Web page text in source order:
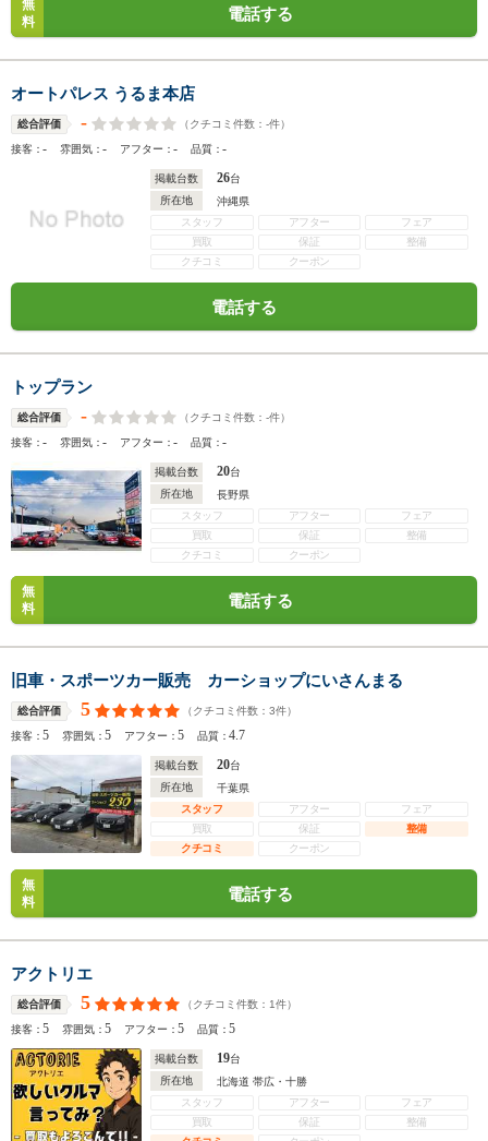
無
料
電話する
オートパレス うるま本店
総合評価 - （クチコミ件数： -件）
接客：- 雰囲気：- アフター：- 品質：-
掲載台数 26台
所在地
沖縄県
スタッフ
アフター
フェア
買取
保証
整備
クチコミ
クーポン
電話する
トップラン
総合評価 - （クチコミ件数： -件）
接客：- 雰囲気：- アフター：- 品質：-
掲載台数 20台
所在地
長野県
スタッフ
アフター
フェア
買取
保証
整備
クチコミ
クーポン
無
料
電話する
旧車・スポーツカー販売 カーショップにいさんまる
総合評価 5 （クチコミ件数： 3件）
接客：5 雰囲気：5 アフター：5 品質：4.7
掲載台数 20台
所在地
千葉県
スタッフ
アフター
フェア
買取
保証
整備
クチコミ
クーポン
無
料
電話する
アクトリエ
総合評価 5 （クチコミ件数： 1件）
接客：5 雰囲気：5 アフター：5 品質：5
掲載台数 19台
所在地
北海道 帯広・十勝
スタッフ
アフター
フェア
買取
保証
整備